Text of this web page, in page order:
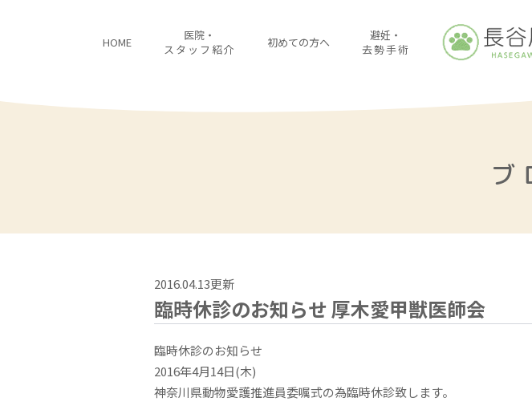
HOME
医院・
スタッフ紹介
初めての方へ
避妊・
去勢手術
ブ
2016.04.13更新
臨時休診のお知らせ 厚木愛甲獣医師会
臨時休診のお知らせ
2016年4月14日(木)
神奈川県動物愛護推進員委嘱式の為臨時休診致します。